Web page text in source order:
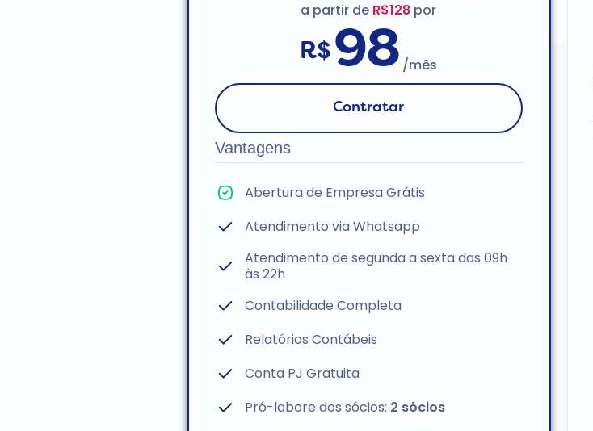
a partir deR$128por
R$ 98 /mês
Contratar
Vantagens
Abertura de Empresa Grátis
Atendimento via Whatsapp
Atendimento de segunda a sexta das 09h
às 22h
Contabilidade Completa
Relatórios Contábeis
Conta PJ Gratuita
Pró-labore dos sócios: 2 sócios